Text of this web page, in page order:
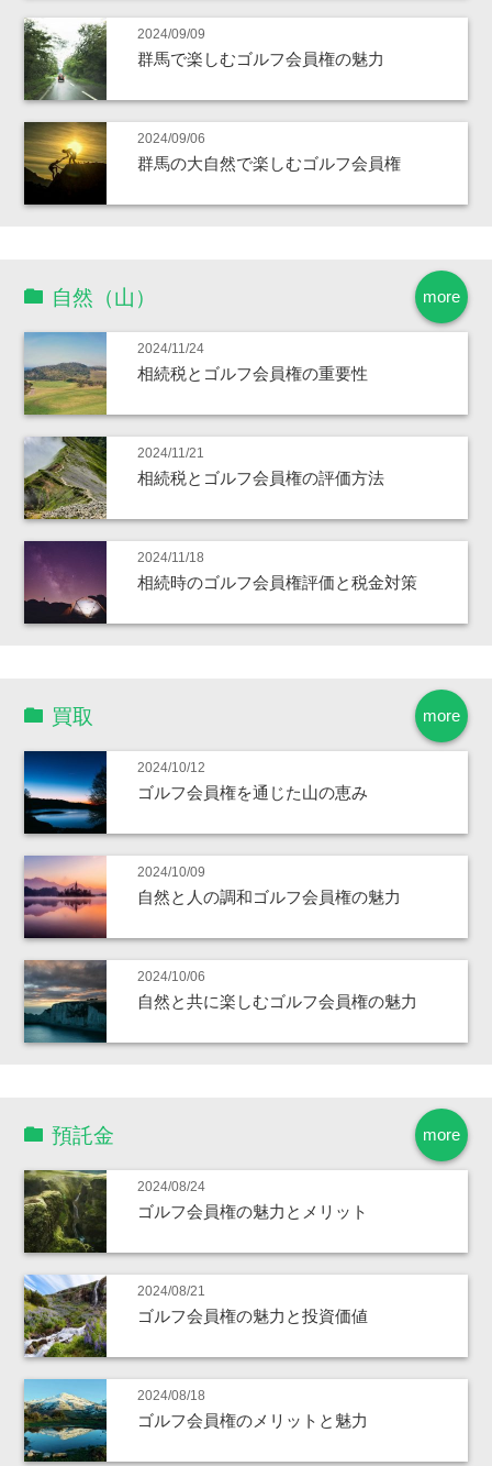
2024/09/09
群馬で楽しむゴルフ会員権の魅力
2024/09/06
群馬の大自然で楽しむゴルフ会員権
more
自然（山）
2024/11/24
相続税とゴルフ会員権の重要性
2024/11/21
相続税とゴルフ会員権の評価方法
2024/11/18
相続時のゴルフ会員権評価と税金対策
more
買取
2024/10/12
ゴルフ会員権を通じた山の恵み
2024/10/09
自然と人の調和ゴルフ会員権の魅力
2024/10/06
自然と共に楽しむゴルフ会員権の魅力
more
預託金
2024/08/24
ゴルフ会員権の魅力とメリット
2024/08/21
ゴルフ会員権の魅力と投資価値
2024/08/18
ゴルフ会員権のメリットと魅力